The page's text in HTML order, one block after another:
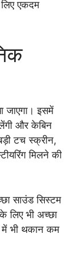
एकदम
जाएगा। इसमें
और केबिन
टच स्क्रीन,
मिलने की
साउंड सिस्टम
लिए भी अच्छा
में भी थकान कम